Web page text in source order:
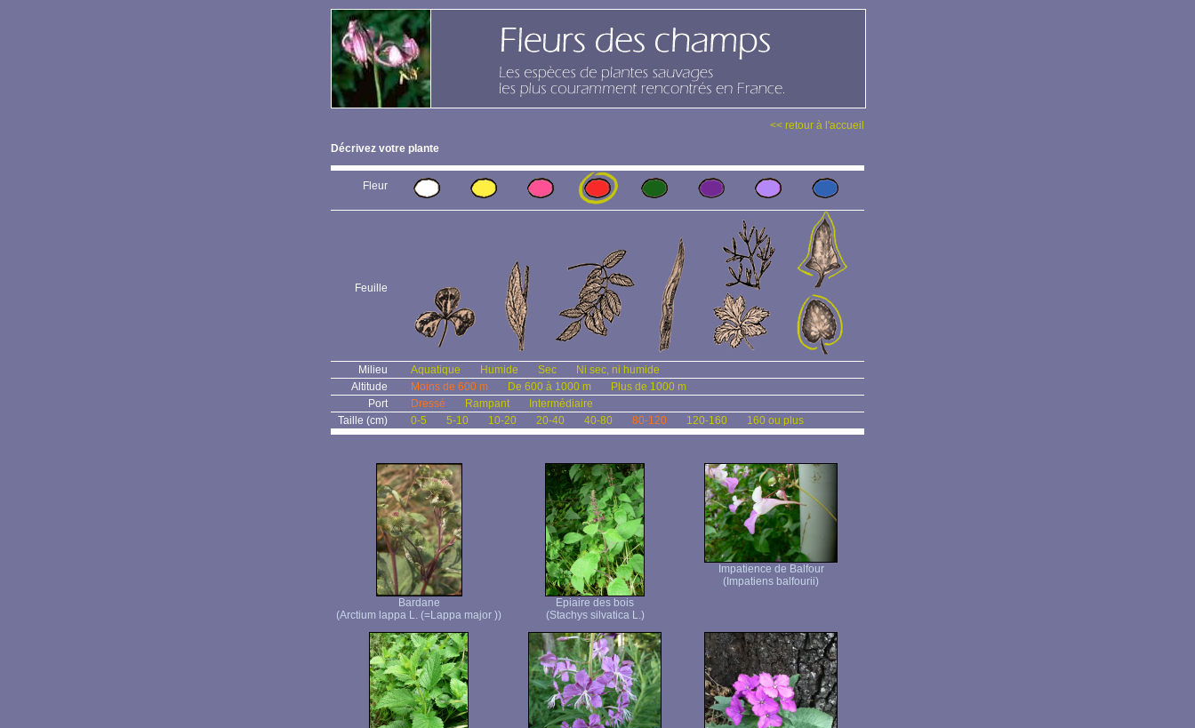
<< retour à l'accueil
Décrivez votre plante
Fleur
Feuille
Milieu Aquatique Humide Sec
Ni sec, ni humide
Altitude
Moins de 600 m De 600 à 1000 m
Plus de 1000 m
Port
Dressé Rampant
Intermédiaire
Taille (cm)
0-5 5-10 10-20 20-40 40-80 80-120 120-160 160 ou plus
Bardane
(Arctium lappa L. (=Lappa major ))
Epiaire des bois
(Stachys silvatica L.)
Impatience de Balfour
(Impatiens balfourii)